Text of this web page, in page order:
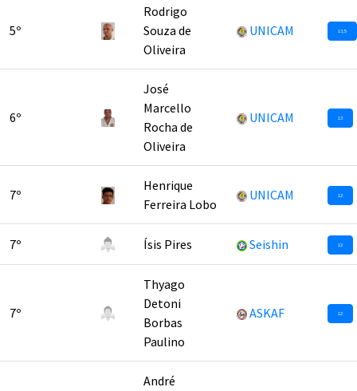
5º
Rodrigo
Souza de
Oliveira
UNICAM 13,5
6º
José
Marcello
Rocha de
Oliveira
UNICAM 13
7º
Henrique
Ferreira Lobo
UNICAM 12
7º Ísis Pires Seishin 12
7º
Thyago
Detoni
Borbas
Paulino
ASKAF 12
André